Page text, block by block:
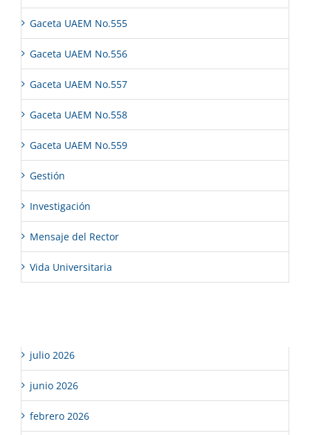
Gaceta UAEM No.555
Gaceta UAEM No.556
Gaceta UAEM No.557
Gaceta UAEM No.558
Gaceta UAEM No.559
Gestión
Investigación
Mensaje del Rector
Vida Universitaria
julio 2026
junio 2026
febrero 2026